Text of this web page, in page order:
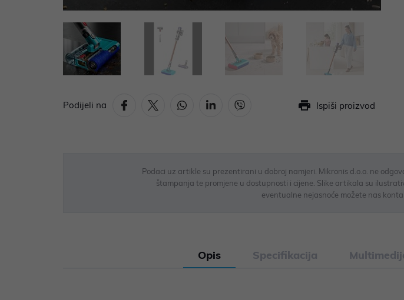
Podijeli na Ispiši proizvod
Podaci uz artikle su prezentirani u dobroj namjeri. Mikronis d.o.o. ne
štampanja te promjene u dostupnosti i cijene. Slike artikala su
eventualne nejasnoće možete nas
Opis Specifikacija